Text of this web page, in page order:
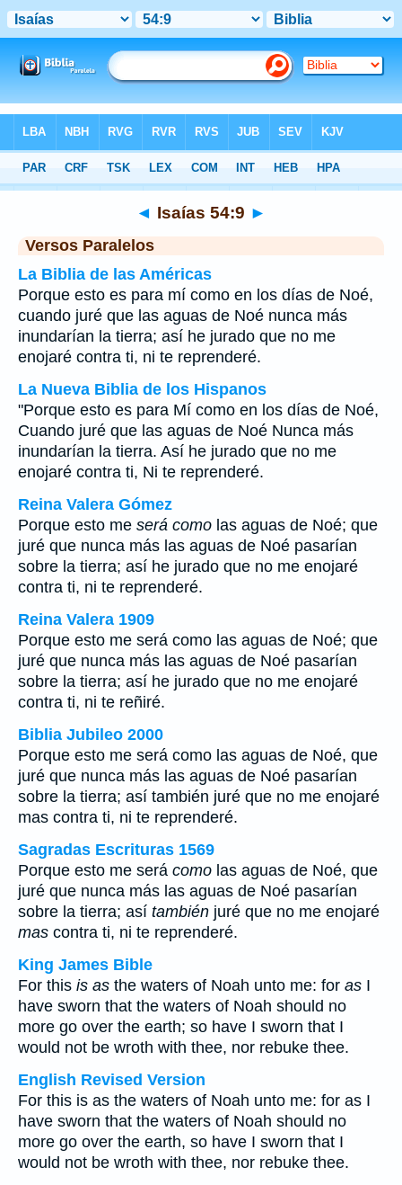
>Isaías > Capítulo 54> Verso 9
◄ Isaías 54:9 ►
Versos Paralelos
La Biblia de las Américas
Porque esto es para mí como en los días de Noé,
cuando juré que las aguas de Noé nunca más
inundarían la tierra; así he jurado que no me
enojaré contra ti, ni te reprenderé.
La Nueva Biblia de los Hispanos
"Porque esto es para Mí como en los días de Noé,
Cuando juré que las aguas de Noé Nunca más
inundarían la tierra. Así he jurado que no me
enojaré contra ti, Ni te reprenderé.
Reina Valera Gómez
Porque esto me será como las aguas de Noé; que
juré que nunca más las aguas de Noé pasarían
sobre la tierra; así he jurado que no me enojaré
contra ti, ni te reprenderé.
Reina Valera 1909
Porque esto me será como las aguas de Noé; que
juré que nunca más las aguas de Noé pasarían
sobre la tierra; así he jurado que no me enojaré
contra ti, ni te reñiré.
Biblia Jubileo 2000
Porque esto me será como las aguas de Noé, que
juré que nunca más las aguas de Noé pasarían
sobre la tierra; así también juré que no me enojaré
mas contra ti, ni te reprenderé.
Sagradas Escrituras 1569
Porque esto me será como las aguas de Noé, que
juré que nunca más las aguas de Noé pasarían
sobre la tierra; así también juré que no me enojaré
mas contra ti, ni te reprenderé.
King James Bible
For this is as the waters of Noah unto me: for as I
have sworn that the waters of Noah should no
more go over the earth; so have I sworn that I
would not be wroth with thee, nor rebuke thee.
English Revised Version
For this is as the waters of Noah unto me: for as I
have sworn that the waters of Noah should no
more go over the earth, so have I sworn that I
would not be wroth with thee, nor rebuke thee.